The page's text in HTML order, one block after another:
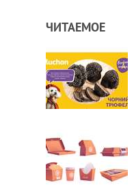
ЧИТАЕМОЕ